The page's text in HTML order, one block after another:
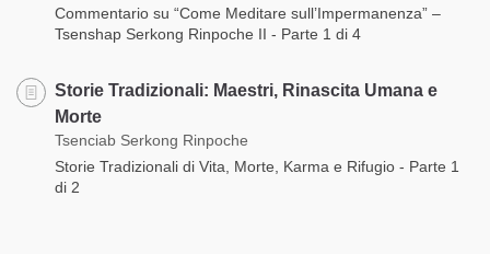
Commentario su “Come Meditare sull’Impermanenza” –
Tsenshap Serkong Rinpoche II - Parte 1 di 4
Storie Tradizionali: Maestri, Rinascita Umana e
Morte
Tsenciab Serkong Rinpoche
Storie Tradizionali di Vita, Morte, Karma e Rifugio - Parte 1
di 2